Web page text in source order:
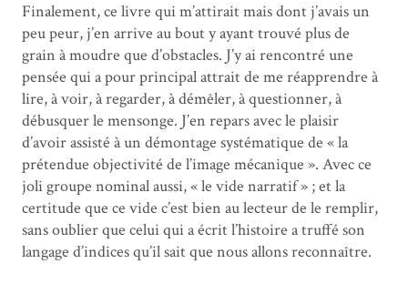
Finalement, ce livre qui m’attirait mais dont j’avais un
peu peur, j’en arrive au bout y ayant trouvé plus de
grain à moudre que d’obstacles. J’y ai rencontré une
pensée qui a pour principal attrait de me réapprendre à
lire, à voir, à regarder, à démêler, à questionner, à
débusquer le mensonge. J’en repars avec le plaisir
d’avoir assisté à un démontage systématique de « la
prétendue objectivité de l’image mécanique ». Avec ce
joli groupe nominal aussi, « le vide narratif » ; et la
certitude que ce vide c’est bien au lecteur de le remplir,
sans oublier que celui qui a écrit l’histoire a truffé son
langage d’indices qu’il sait que nous allons reconnaître.